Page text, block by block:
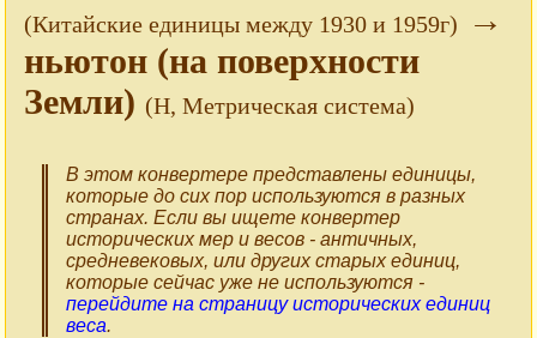
(Китайские единицы между 1930 и 1959г)
→
ньютон (на поверхности
Земли) (Н, Метрическая система)
В этом конвертере представлены единицы,
которые до сих пор используются в разных
странах. Если вы ищете конвертер
исторических мер и весов - античных,
средневековых, или других старых единиц,
которые сейчас уже не используются -
перейдите на страницу исторических единиц
веса.